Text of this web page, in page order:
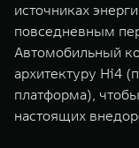
WEY 80
Масштаб
от 6 449 000 ₽
источниках
повседневным
Автомобильный
архитектуру Hi4
платформа),
настоящих